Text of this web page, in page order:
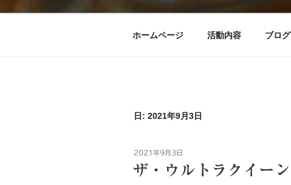
ホームページ 活動内容 ブログ
日: 2021年9月3日
投
日:
2021年9月3日
ザ・ウルトラクイーン